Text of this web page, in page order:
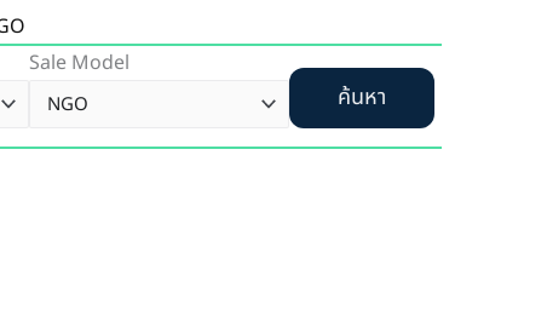
Sale Model
ค้นหา